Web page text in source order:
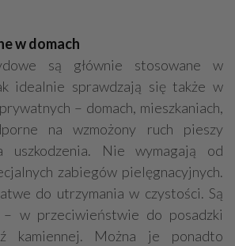
w domach
są głównie stosowane w
idealnie sprawdzają się także w
– domach, mieszkaniach,
na wzmożony ruch pieszy
uszkodzenia. Nie wymagają od
zabiegów pielęgnacyjnych.
do utrzymania w czystości. Są
w przeciwieństwie do posadzki
kamiennej. Można je ponadto